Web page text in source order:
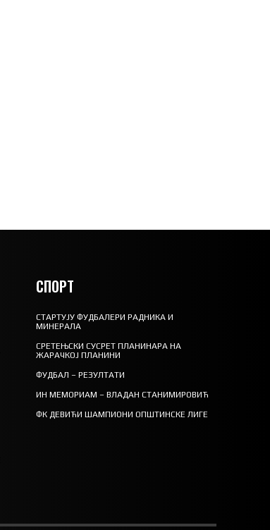
СПОРТ
СТАРТУЈУ ФУДБАЛЕРИ РАДНИКА И
МИНЕРАЛА
СРЕТЕЊСКИ СУСРЕТ ПЛАНИНАРА НА
ЖАРАЧКОЈ ПЛАНИНИ
ФУДБАЛ – РЕЗУЛТАТИ
ИН МЕМОРИАМ – ВЛАДАН СТАНИМИРОВИЋ
ФК ДЕВИЋИ ШАМПИОНИ ОПШТИНСКЕ ЛИГЕ